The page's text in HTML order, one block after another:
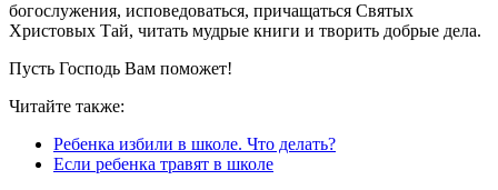
богослужения, исповедоваться, причащаться Святых
Христовых Тай, читать мудрые книги и творить добрые дела.
Пусть Господь Вам поможет!
Читайте также:
Ребенка избили в школе. Что делать?
Если ребенка травят в школе